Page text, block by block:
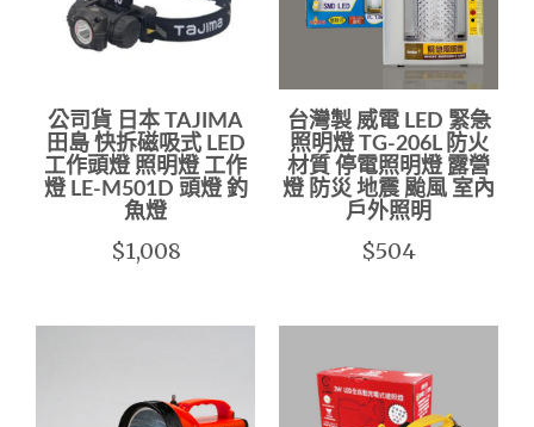
公司貨 日本 TAJIMA
田島 快拆磁吸式 LED
工作頭燈 照明燈 工作
燈 LE-M501D 頭燈 釣
魚燈
$1,008
台灣製 威電 LED 緊急
照明燈 TG-206L 防火
材質 停電照明燈 露營
燈 防災 地震 颱風 室內
戶外照明
$504